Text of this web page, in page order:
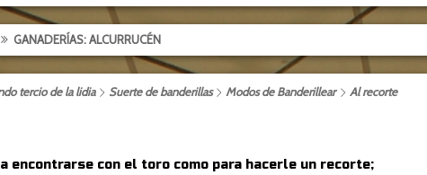
ALCURRUCÉN
tercio de la lidia Suerte de banderillas Modos de Banderillear Al recorte
encontrarse con el toro como para hacerle un recorte;